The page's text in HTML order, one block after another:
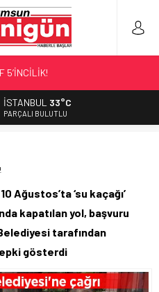
5’İNCİLİK!
İSTANBUL 33°C
PARÇALI BULUTLU
Ağustos’ta ‘su kaçağı’
kapatılan yol, başvuru
tarafından
gösterdi